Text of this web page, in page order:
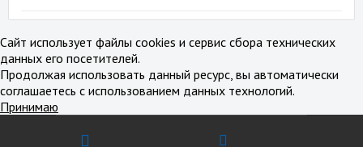
Сайт использует файлы cookies и сервис сбора технических
данных его посетителей.
Продолжая использовать данный ресурс, вы автоматически
соглашаетесь с использованием данных технологий.
Принимаю